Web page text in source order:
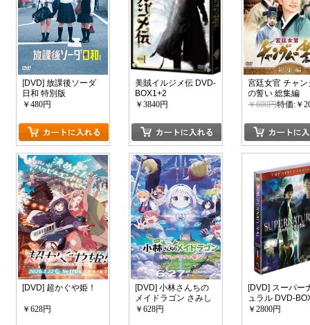
[DVD] 放課後ソーダ
日和 特別版
￥480円
美賊イルジメ伝 DVD-
BOX1+2
￥3840円
宮廷女官 チャ
の誓い 総集編
￥600円特価:￥
[DVD] 超かぐや姫！
￥628円
[DVD] 小林さんちの
メイドラゴン さみし
がりやの竜
￥628円
[DVD] スーパー
ュラル DVD-
ーズン1
￥2800円